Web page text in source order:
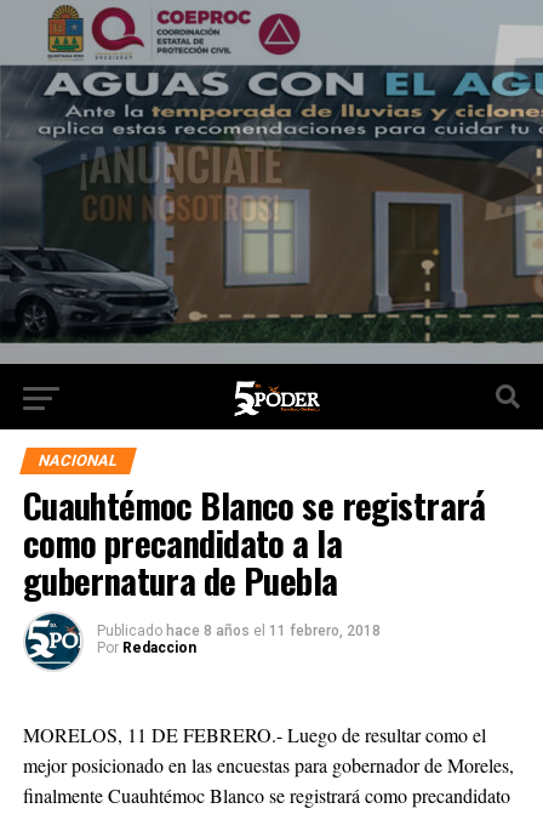
NACIONAL
Cuauhtémoc Blanco se registrará
como precandidato a la
gubernatura de Puebla
Publicado hace 8 años el 11 febrero, 2018
Por Redaccion
MORELOS, 11 DE FEBRERO.- Luego de resultar como el
mejor posicionado en las encuestas para gobernador de Moreles,
finalmente Cuauhtémoc Blanco se registrará como precandidato